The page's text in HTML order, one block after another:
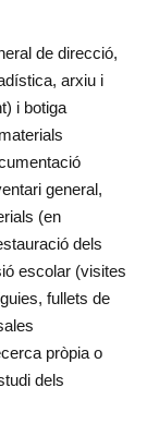
de direcció,
arxiu i
i botiga
general,
(en
dels
escolar (visites
fullets de
pròpia o
dels